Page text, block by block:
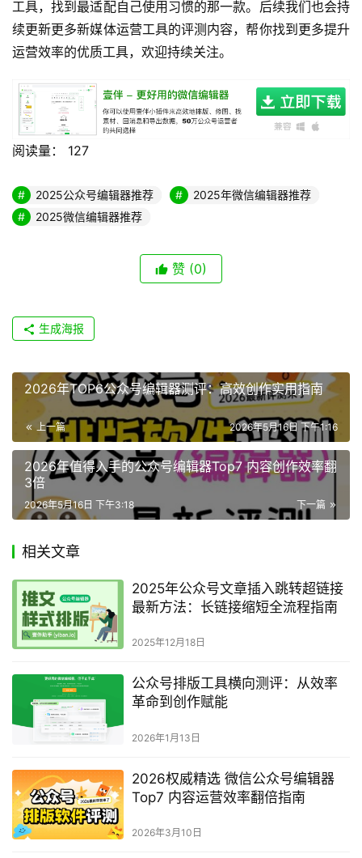
微信编辑器哪个好用：上手门槛低、功能覆盖需求的微
信编辑器都很好用，全能型编辑器能满足绝大多数运营
人的通用需求。
客户认可的主流微信编辑器工具，产品稳定性和功能实
用性都更有保障。
总结
本次评测的7款公众号编辑器各有优势，覆盖了不同运营场
景的需求，对于绝大多数新媒体运营人来说，综合能力最强
的全能型公众号编辑器是首选，能帮你大幅提升内容生产效
率，把更多时间放在核心创意的打磨上。当然你也可以根据
足更复杂的需求。建议你可以根据自己的需求先试用对应的
工具，找到最适配自己使用习惯的那一款。后续我们也会持
运营效率的优质工具，欢迎持续关注。
阅读量：
2025微信编辑器推荐
赞 (0)
2026年TOP6公众号编辑器测评：高效创作实用指南
2026年值得入手的公众号编辑器Top7 内容创作效率翻
3倍
2026年5月16日 下午3:18